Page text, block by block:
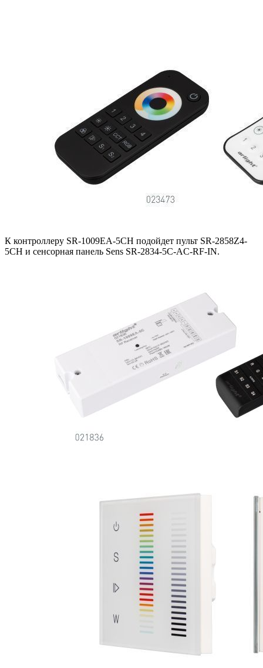
К контроллеру SR-1009EA-5CH подойдет пульт SR-2858Z4-
5CH и сенсорная панель Sens SR-2834-5C-AC-RF-IN.